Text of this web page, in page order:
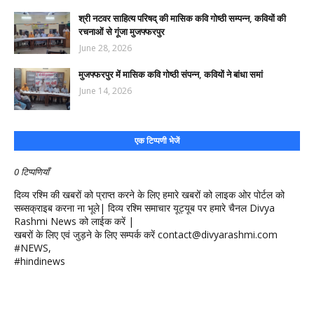
श्री नटवर साहित्य परिषद् की मासिक कवि गोष्ठी सम्पन्न, कवियों की
रचनाओं से गूंजा मुजफ्फरपुर
June 28, 2026
मुजफ्फरपुर में मासिक कवि गोष्ठी संपन्न, कवियों ने बांधा समां
June 14, 2026
एक टिप्पणी भेजें
0 टिप्पणियाँ
दिव्य रश्मि की खबरों को प्राप्त करने के लिए हमारे खबरों को लाइक ओर पोर्टल को
सब्सक्राइब करना ना भूले| दिव्य रश्मि समाचार यूट्यूब पर हमारे चैनल Divya
Rashmi News को लाईक करें |
खबरों के लिए एवं जुड़ने के लिए सम्पर्क करें contact@divyarashmi.com
#NEWS,
#hindinews